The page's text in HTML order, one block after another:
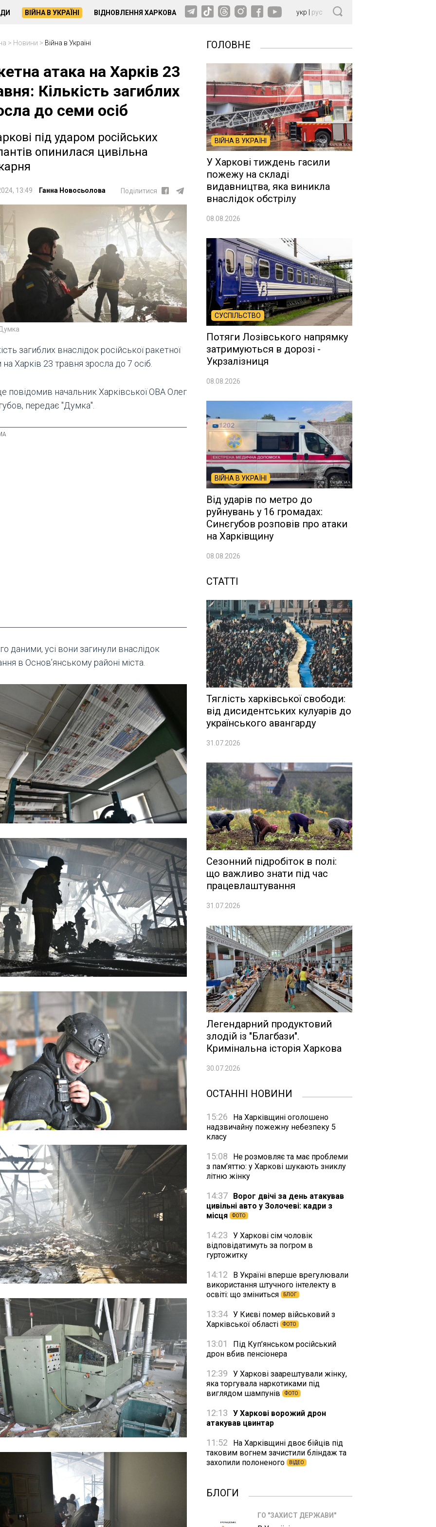
ВІЙНА В УКРАЇНІ ВІДНОВЛЕННЯ ХАРКОВА укр рус
> Новини > Війна в Україні
атака на Харків 23
Кількість загиблих
до семи осіб
під ударом російських
опинилася цивільна
13:49 Ганна Новосьолова Поділитися
загиблих внаслідок російської ракетної
на Харків 23 травня зросла до 7 осіб.
повідомив начальник Харківської ОВА Олег
передає "Думка".
даними, усі вони загинули внаслідок
в Основ’янському районі міста.
ГОЛОВНЕ
ВІЙНА В УКРАЇНІ
У Харкові тиждень гасили
пожежу на складі
видавництва, яка виникла
внаслідок обстрілу
08.08.2026
СУСПІЛЬСТВО
Потяги Лозівського напрямку
затримуються в дорозі -
Укрзалізниця
08.08.2026
ВІЙНА В УКРАЇНІ
Від ударів по метро до
руйнувань у 16 громадах:
Синєгубов розповів про атаки
на Харківщину
08.08.2026
СТАТТІ
Тяглість харківської свободи:
від дисидентських кулуарів до
українського авангарду
31.07.2026
Сезонний підробіток в полі:
що важливо знати під час
працевлаштування
31.07.2026
Легендарний продуктовий
злодій із "Благбази".
Кримінальна історія Харкова
30.07.2026
ОСТАННІ НОВИНИ
15:26
На Харківщині оголошено
надзвичайну пожежну небезпеку 5
класу
15:08
Не розмовляє та має проблеми
з пам’яттю: у Харкові шукають зниклу
літню жінку
14:37
Ворог двічі за день атакував
цивільні авто у Золочеві: кадри з
місця
ФОТО
14:23
У Харкові сім чоловік
відповідатимуть за погром в
гуртожитку
14:12
В Україні вперше врегулювали
використання штучного інтелекту в
освіті: що зміниться
БЛОГ
13:34 У Києві помер військовий з
Харківської області
ФОТО
13:01
Під Куп’янськом російський
дрон вбив пенсіонера
12:39
У Харкові заарештували жінку,
яка торгувала наркотиками під
виглядом шампунів
ФОТО
12:13
У Харкові ворожий дрон
атакував цвинтар
11:52
На Харківщині двоє бійців під
таковим вогнем зачистили бліндаж та
захопили полоненого
ВІДЕО
БЛОГИ
ГО "ЗАХИСТ ДЕРЖАВИ"